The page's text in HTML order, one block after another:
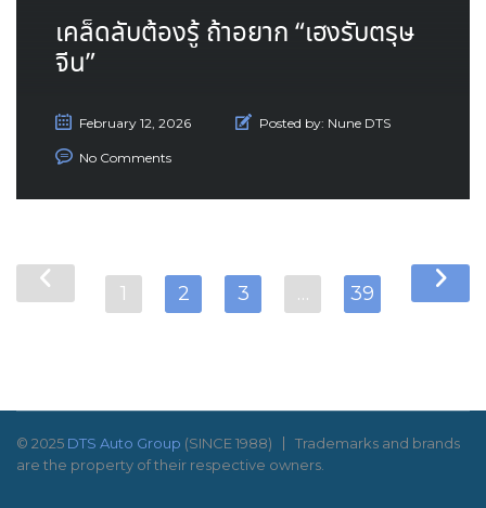
เคล็ดลับต้องรู้ ถ้าอยาก “เฮงรับตรุษ
จีน”
February 12, 2026 Posted by: Nune DTS
No Comments
1 2 3 … 39
© 2025 DTS Auto Group (SINCE 1988)
Trademarks and brands
are the property of their respective owners.